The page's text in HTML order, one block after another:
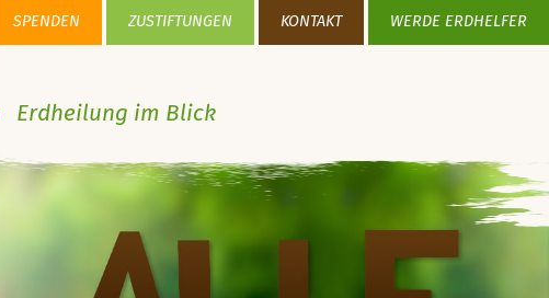
Erdheilung im Blick
SPENDEN ZUSTIFTUNGEN KONTAKT WERDE ERDHELFER